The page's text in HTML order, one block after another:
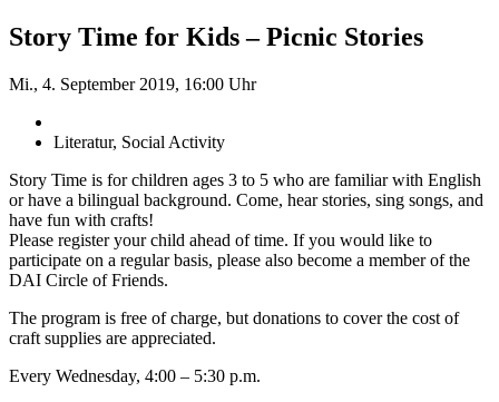
Story Time for Kids – Picnic Stories
Mi., 4. September 2019, 16:00 Uhr
Literatur, Social Activity
Story Time is for children ages 3 to 5 who are familiar with English
or have a bilingual background. Come, hear stories, sing songs, and
have fun with crafts!
Please register your child ahead of time. If you would like to
participate on a regular basis, please also become a member of the
DAI Circle of Friends.
The program is free of charge, but donations to cover the cost of
craft supplies are appreciated.
Every Wednesday, 4:00 – 5:30 p.m.